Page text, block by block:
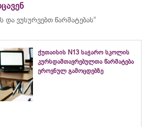
და ვუსურვებთ წარმატებას“
ქუთაისის N13 საჯარო სკოლის
კურსდამთავრებულთა წარმატება
ეროვნულ გამოცდებზე